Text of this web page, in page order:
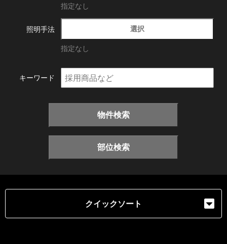
指定なし
照明手法 選択
指定なし
キーワード
物件検索
部位検索
クイックソート